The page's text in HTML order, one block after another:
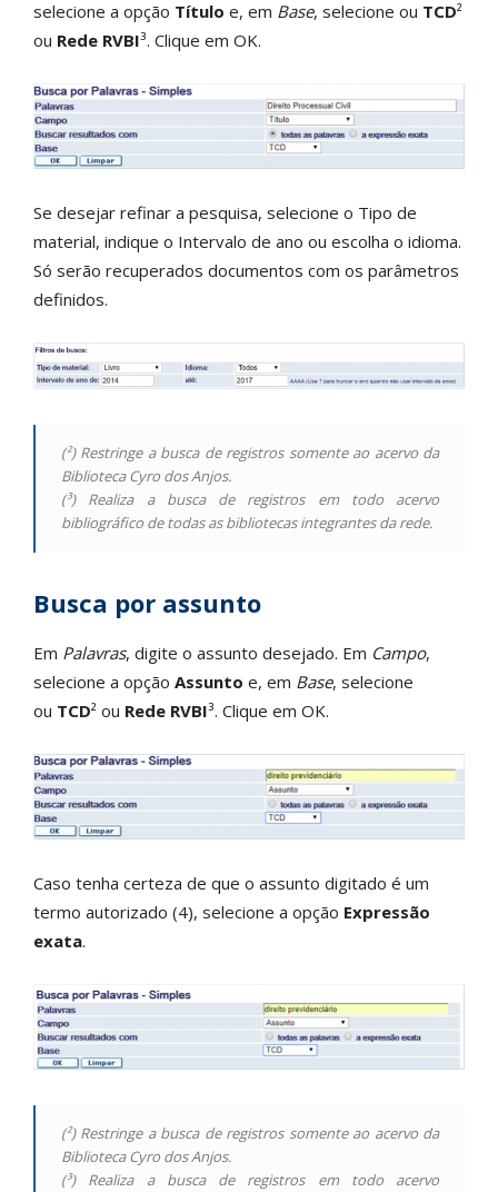
selecione a opção Título e, em Base, selecione ou TCD²
ou Rede RVBI³. Clique em OK.
Se desejar refinar a pesquisa, selecione o Tipo de
material, indique o Intervalo de ano ou escolha o idioma.
Só serão recuperados documentos com os parâmetros
definidos.
(²) Restringe a busca de registros somente ao acervo da
Biblioteca Cyro dos Anjos.
(³) Realiza a busca de registros em todo acervo
bibliográfico de todas as bibliotecas integrantes da rede.
Busca por assunto
Em Palavras, digite o assunto desejado. Em Campo,
selecione a opção Assunto e, em Base, selecione
ou TCD² ou Rede RVBI³. Clique em OK.
Caso tenha certeza de que o assunto digitado é um
termo autorizado (4), selecione a opção Expressão
exata.
(²) Restringe a busca de registros somente ao acervo da
Biblioteca Cyro dos Anjos.
(³) Realiza a busca de registros em todo acervo